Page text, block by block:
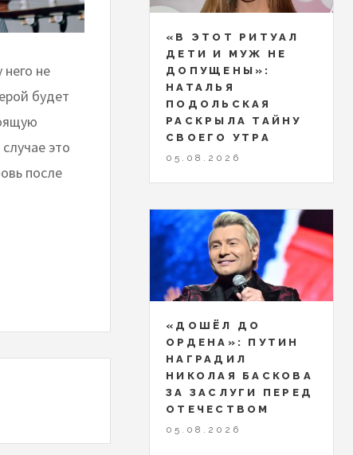
не
будет
это
после
«В ЭТОТ РИТУАЛ
ДЕТИ И МУЖ НЕ
ДОПУЩЕНЫ»:
НАТАЛЬЯ
ПОДОЛЬСКАЯ
РАСКРЫЛА ТАЙНУ
СВОЕГО УТРА
05.08.2026
«ДОШЁЛ ДО
ОРДЕНА»: ПУТИН
НАГРАДИЛ
НИКОЛАЯ БАСКОВА
ЗА ЗАСЛУГИ ПЕРЕД
ОТЕЧЕСТВОМ
05.08.2026